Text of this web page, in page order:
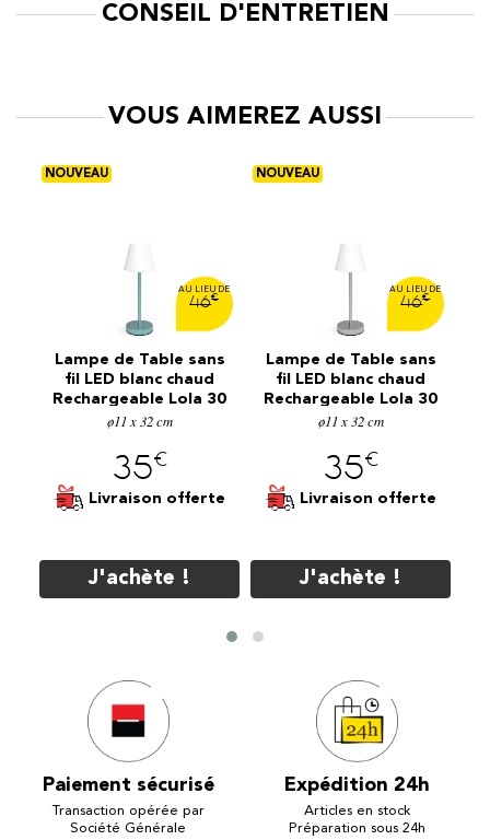
CONSEIL D'ENTRETIEN
VOUS AIMEREZ AUSSI
46€
Lampe de Table sans
fil LED blanc chaud
Rechargeable Lola 30
Menthe
ø11 x 32 cm
35€
Livraison offerte
J'achète !
46€
Lampe de Table sans
fil LED blanc chaud
Rechargeable Lola 30
Gris Spatial
ø11 x 32 cm
35€
Livraison offerte
J'achète !
Paiement sécurisé
Transaction opérée par
Société Générale
Expédition 24h
Articles en stock
Préparation sous 24h